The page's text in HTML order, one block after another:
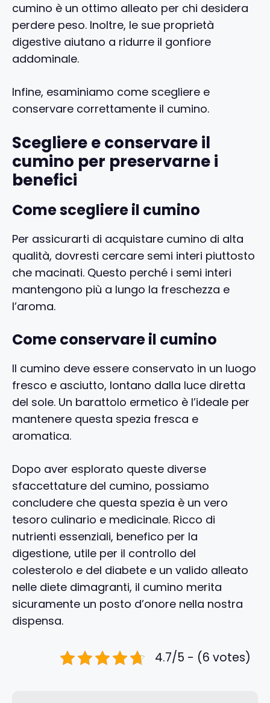
cumino è un ottimo alleato per chi desidera
perdere peso. Inoltre, le sue proprietà
digestive aiutano a ridurre il gonfiore
addominale.
Infine, esaminiamo come scegliere e
conservare correttamente il cumino.
Scegliere e conservare il
cumino per preservarne i
benefici
Come scegliere il cumino
Per assicurarti di acquistare cumino di alta
qualità, dovresti cercare semi interi piuttosto
che macinati. Questo perché i semi interi
mantengono più a lungo la freschezza e
l’aroma.
Come conservare il cumino
Il cumino deve essere conservato in un luogo
fresco e asciutto, lontano dalla luce diretta
del sole. Un barattolo ermetico è l’ideale per
mantenere questa spezia fresca e
aromatica.
Dopo aver esplorato queste diverse
sfaccettature del cumino, possiamo
concludere che questa spezia è un vero
tesoro culinario e medicinale. Ricco di
nutrienti essenziali, benefico per la
digestione, utile per il controllo del
colesterolo e del diabete e un valido alleato
nelle diete dimagranti, il cumino merita
sicuramente un posto d’onore nella nostra
dispensa.
4.7/5 - (6 votes)